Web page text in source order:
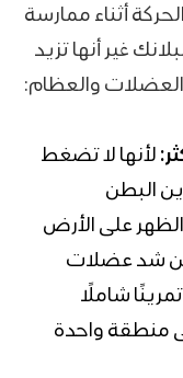
أثناء ممارسة
غير أنها تزيد
والعظام:
لأنها لا تضغط
البطن
على الأرض
شد عضلات
شاملًا
منطقة واحدة